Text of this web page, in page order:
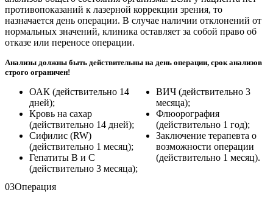
противопоказаний к лазерной коррекции зрения, то
назначается день операции. В случае наличии отклонений от
нормальных значений, клиника оставляет за собой право об
отказе или переносе операции.
Анализы должны быть действительны на день операции, срок анализов
строго ограничен!
ОАК (действительно 14
дней);
Кровь на сахар
(действительно 14 дней);
Сифилис (RW)
(действительно 1 месяц);
Гепатиты В и С
(действительно 3 месяца);
ВИЧ (действительно 3
месяца);
Флюорография
(действительно 1 год);
Заключение терапевта о
возможности операции
(действительно 1 месяц).
03Операция